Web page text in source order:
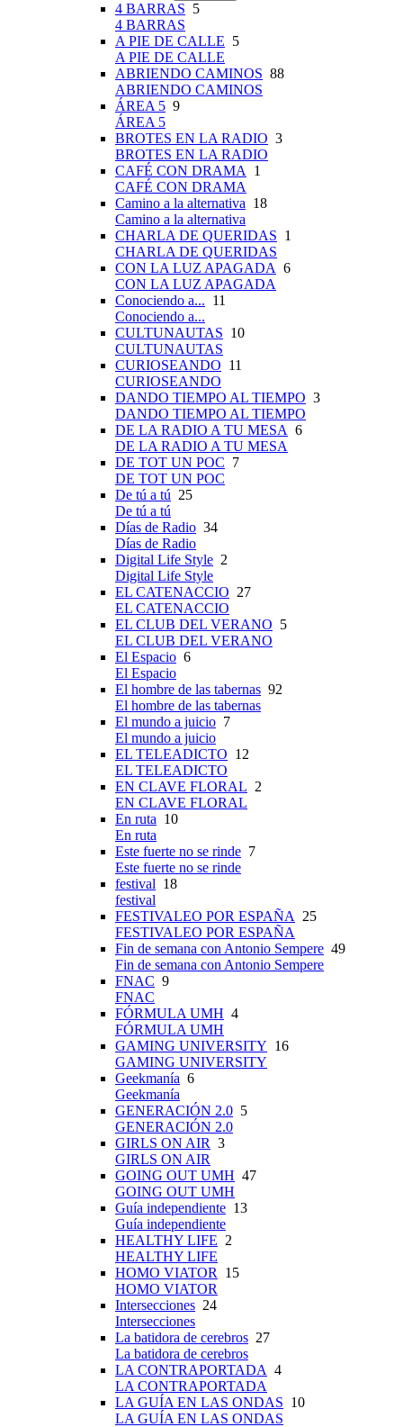
4 BARRAS 5
4 BARRAS
A PIE DE CALLE 5
A PIE DE CALLE
ABRIENDO CAMINOS 88
ABRIENDO CAMINOS
ÁREA 5 9
ÁREA 5
BROTES EN LA RADIO 3
BROTES EN LA RADIO
CAFÉ CON DRAMA
1
CAFÉ CON DRAMA
Camino a la alternativa 18
Camino a la alternativa
CHARLA DE QUERIDAS 1
CHARLA DE QUERIDAS
CON LA LUZ APAGADA 6
CON LA LUZ APAGADA
Conociendo a... 11
Conociendo a...
CULTUNAUTAS 10
CULTUNAUTAS
CURIOSEANDO 11
CURIOSEANDO
DANDO TIEMPO AL TIEMPO 3
DANDO TIEMPO AL TIEMPO
DE LA RADIO A TU MESA 6
DE LA RADIO A TU MESA
DE TOT UN POC 7
DE TOT UN POC
De tú a tú 25
De tú a tú
Días de Radio 34
Días de Radio
Digital Life Style 2
Digital Life Style
EL CATENACCIO 27
EL CATENACCIO
EL CLUB DEL VERANO 5
EL CLUB DEL VERANO
El Espacio 6
El Espacio
El hombre de las tabernas 92
El hombre de las tabernas
El mundo a juicio 7
El mundo a juicio
EL TELEADICTO 12
EL TELEADICTO
EN CLAVE FLORAL 2
EN CLAVE FLORAL
En ruta 10
En ruta
Este fuerte no se rinde 7
Este fuerte no se rinde
festival 18
festival
FESTIVALEO POR ESPAÑA
25
FESTIVALEO POR ESPAÑA
Fin de semana con Antonio Sempere 49
Fin de semana con Antonio Sempere
FNAC 9
FNAC
FÓRMULA UMH 4
FÓRMULA UMH
GAMING UNIVERSITY 16
GAMING UNIVERSITY
Geekmanía 6
Geekmanía
GENERACIÓN 2.0 5
GENERACIÓN 2.0
GIRLS ON AIR 3
GIRLS ON AIR
GOING OUT UMH 47
GOING OUT UMH
Guía independiente 13
Guía independiente
HEALTHY LIFE 2
HEALTHY LIFE
HOMO VIATOR
15
HOMO VIATOR
Intersecciones 24
Intersecciones
La batidora de cerebros 27
La batidora de cerebros
LA CONTRAPORTADA 4
LA CONTRAPORTADA
LA GUÍA EN LAS ONDAS 10
LA GUÍA EN LAS ONDAS